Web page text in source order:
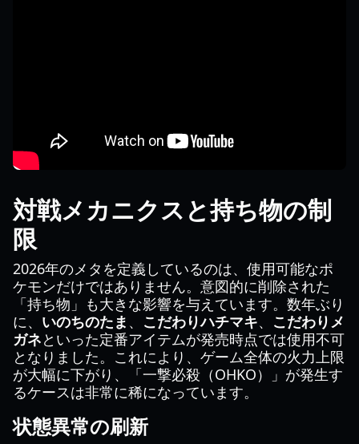
対戦メカニクスと持ち物の制
限
2026年のメタを定義しているのは、使用可能なポ
ケモンだけではありません。意図的に削除された
「持ち物」も大きな影響を与えています。数年ぶり
に、 いのちのたま 、 こだわりハチマキ、 こだわりメ
ガネといった定番アイテムが発売時点では使用不可
となりました。これにより、ゲーム全体の火力上限
が大幅に下がり、「一撃必殺（OHKO）」が発生す
るケースは非常に稀になっています。
状態異常の刷新